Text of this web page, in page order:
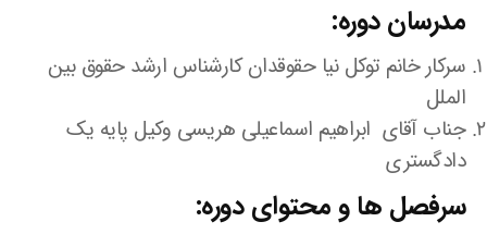
مدرسان دوره:
سرکار خانم توکل نیا حقوقدان کارشناس ارشد حقوق بین
الملل
جناب آقای ابراهیم اسماعیلی هریسی وکیل پایه یک
دادگستری
سرفصل ها و محتوای دوره: